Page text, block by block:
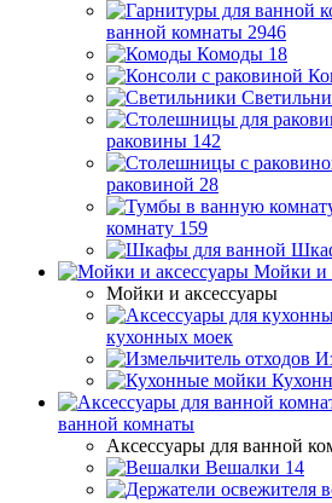
ванной комнаты 2946
Комоды 18
раковины 142
раковиной 28
комнату 159
Мойки и
Мойки и аксессуары
кухонных моек
ванной комнаты
Аксессуары для ванной
Вешалки 14